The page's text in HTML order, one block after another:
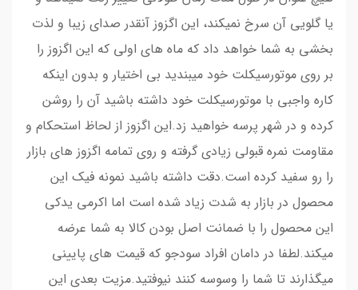
یا گلویی آن سرخ نمیکند، این اگزوز آنقدر صدای زیبا و لذت
بخشی به شما خواهد داد که ماه های اولی که این اگزوز را
بر روی موتورسیکلت خود میبندید بی اختیار و بدون اینکه
کاره واجبی با موتورسیکلت خود داشته باشید آن را روشن
کرده و در شهر پرسه خواهید زد.این اگزوز از لحاظ استحکام و
مقاومت نمره قبولی زیادی گرفته و روی تمامه اگزوز های بازار
را رو سفید کرده است.دقت داشته باشید نمونه فیک این
محصول در بازار به شدت زیاد شده است اما اکرمی یدکی
این محصول را با ضمانت اصل بودن کالا به شما عرضه
میکند.لطفا در دامان افراد سودجو که قیمت های پایینی
میگذارند تا شما را وسوسه کنند نیوفتید.مزیت بعدی این